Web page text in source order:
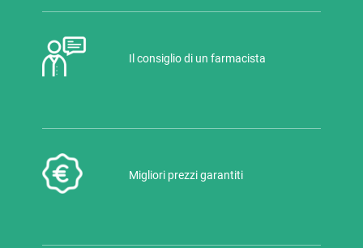
Il consiglio di un farmacista
Migliori prezzi garantiti